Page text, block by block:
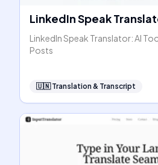
LinkedIn Speak
LinkedIn Speak Translator: AI
Posts
🇺🇳 Translation & Transcript